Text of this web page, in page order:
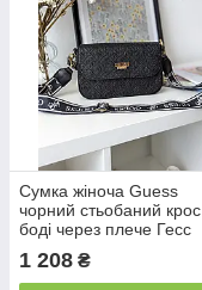
Сумка жіноча Guess
чорний стьобаний крос
боді через плече Гесс
1 208 ₴